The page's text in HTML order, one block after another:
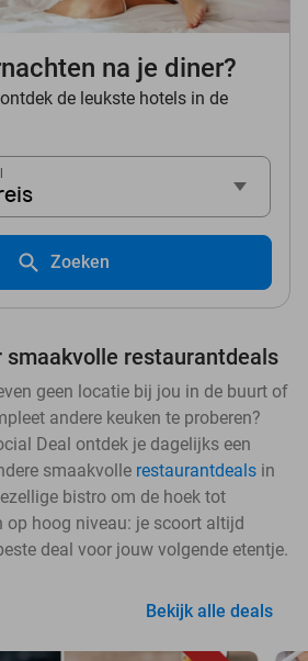
na je diner?
de leukste hotels in de
Zoeken
smaakvolle restaurantdeals
geen locatie bij jou in de buurt of
andere keuken te proberen?
Deal ontdek je dagelijks een
smaakvolle restaurantdeals in
bistro om de hoek tot
op hoog niveau: je scoort altijd
deal voor jouw volgende etentje.
Bekijk alle deals